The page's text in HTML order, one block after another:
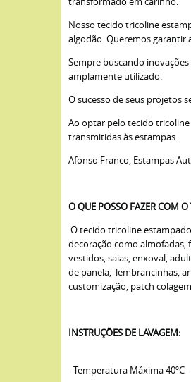
Nosso tecido tricoline
algodão. Queremos garantir
Sempre buscando
amplamente utilizado.
O sucesso de seus projetos
Ao optar pelo tecido
transmitidas às estampas.
Afonso Franco, Estampas
O QUE POSSO FAZER COM O
O tecido tricoline
decoração como almofadas,
vestidos, saias, enxoval,
de panela, lembrancinhas,
customização, patch
INSTRUÇÕES DE LAVAGEM:
- Temperatura Máxima 40ºC